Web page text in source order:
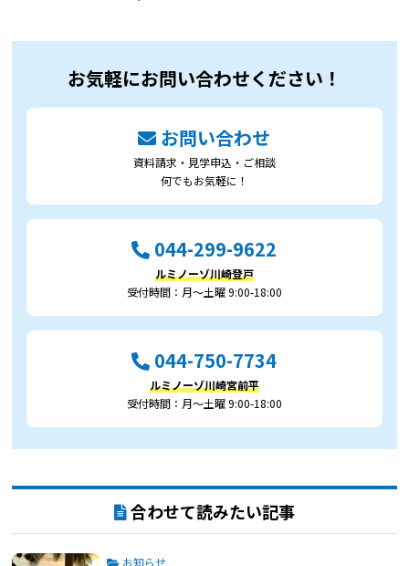
お気軽にお問い合わせください！
お問い合わせ
資料請求・見学申込・ご相談
何でもお気軽に！
044-299-9622
ルミノーゾ川崎登戸
受付時間：月～土曜 9:00-18:00
044-750-7734
ルミノーゾ川崎宮前平
受付時間：月～土曜 9:00-18:00
合わせて読みたい記事
お知らせ